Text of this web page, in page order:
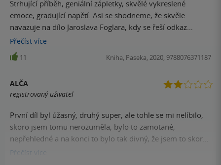
Strhující příběh, geniální zápletky, skvělé vykreslené
emoce, gradující napětí. Asi se shodneme, že skvěle
navazuje na dílo Jaroslava Foglara, kdy se řeší odkaz
Přečíst více
11 Kniha, Paseka, 2020, 9788076371187
ALČA
registrovaný uživatel
První díl byl úžasný, druhý super, ale tohle se mi nelíbilo,
skoro jsem tomu nerozuměla, bylo to zamotané,
nepřehledné a na konci to bylo tak divný, že jsem to skoro
nedočetla, duchové?!! jako vážně? Jako něco bylo fajn,
Přečíst